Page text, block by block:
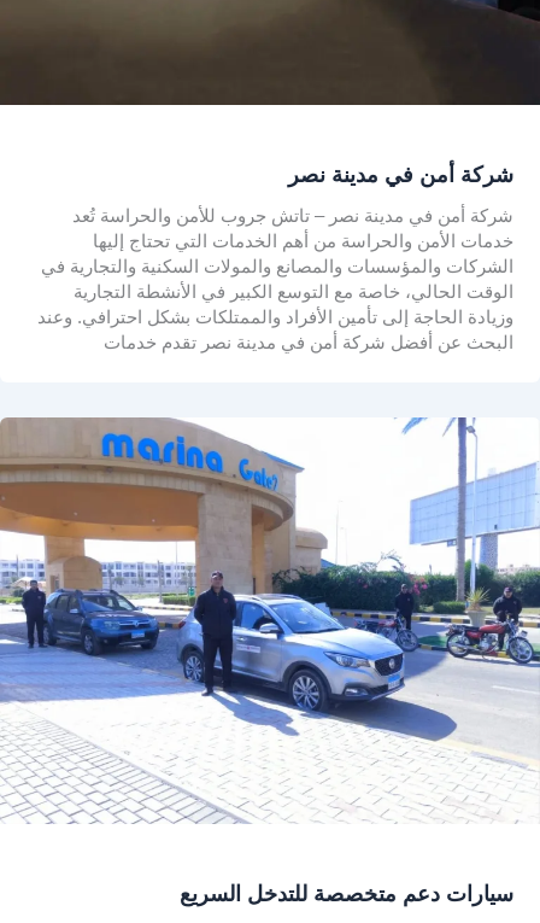
شركة أمن في مدينة نصر
شركة أمن في مدينة نصر – تاتش جروب للأمن والحراسة تُعد
خدمات الأمن والحراسة من أهم الخدمات التي تحتاج إليها
الشركات والمؤسسات والمصانع والمولات السكنية والتجارية في
الوقت الحالي، خاصة مع التوسع الكبير في الأنشطة التجارية
وزيادة الحاجة إلى تأمين الأفراد والممتلكات بشكل احترافي. وعند
البحث عن أفضل شركة أمن في مدينة نصر تقدم خدمات
سيارات دعم متخصصة للتدخل السريع